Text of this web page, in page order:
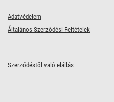
Adatvédelem
Általános Szerződési Feltételek
Szerződéstől való elállás